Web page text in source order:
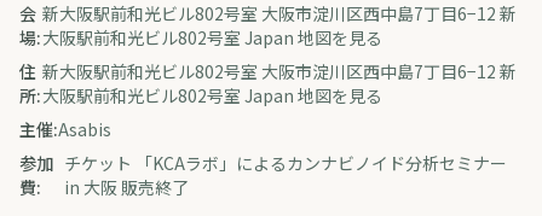
会
場:
新大阪駅前和光ビル802号室 大阪市淀川区西中島7丁目6−12 新
大阪駅前和光ビル802号室 Japan 地図を見る
住
所:
新大阪駅前和光ビル802号室 大阪市淀川区西中島7丁目6−12 新
大阪駅前和光ビル802号室 Japan 地図を見る
主催:Asabis
参加
費:
チケット 「KCAラボ」によるカンナビノイド分析セミナー
in 大阪 販売終了